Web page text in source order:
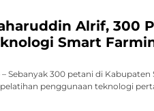
Alrif, 300
Smart
Sebanyak 300 petani di Kabupaten
penggunaan teknologi